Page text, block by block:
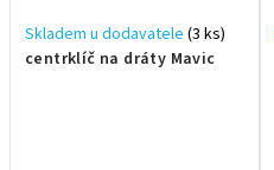
centrklíč na dráty Mavic
Skladem u dodavatele (3 ks)